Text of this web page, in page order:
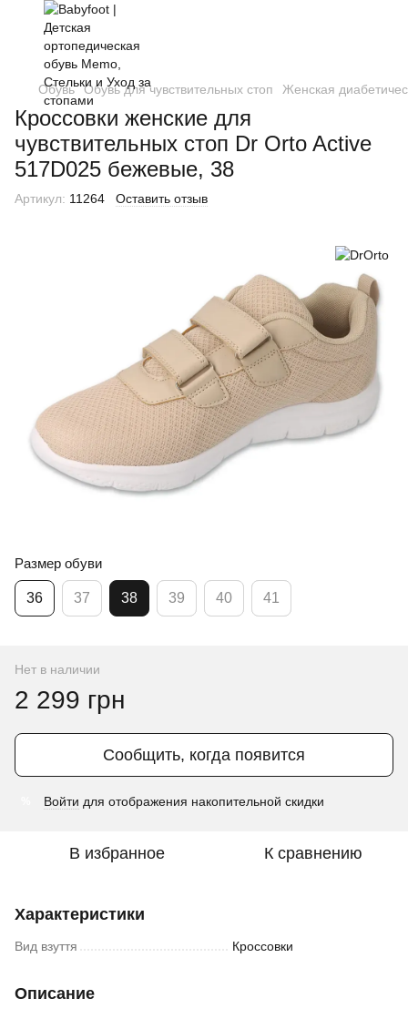
Обувь Обувь для чувствительных стоп Женская
Кроссовки женские для
чувствительных стоп Dr Orto Active
517D025 бежевые, 38
Артикул: 11264 Оставить отзыв
Размер обуви
36 37 38 39 40 41
Нет в наличии
2 299 грн
Сообщить, когда появится
Войти для отображения накопительной скидки
В избранное К сравнению
Характеристики
Вид взуття Кроссовки
Описание